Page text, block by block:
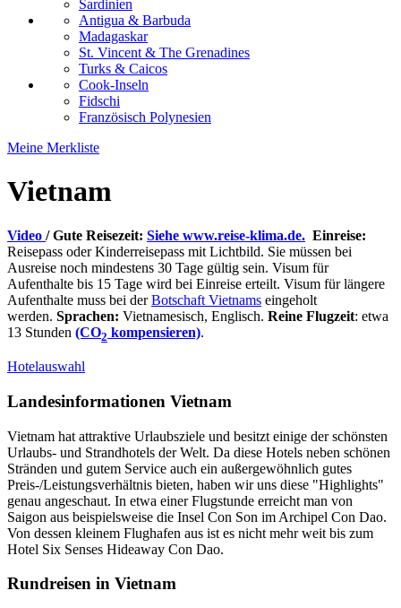
Sardinien
Antigua & Barbuda
Madagaskar
St. Vincent & The Grenadines
Turks & Caicos
Cook-Inseln
Fidschi
Französisch Polynesien
Meine Merkliste
Vietnam
Video / Gute Reisezeit: Siehe www.reise-klima.de. Einreise:
Reisepass oder Kinderreisepass mit Lichtbild. Sie müssen bei
Ausreise noch mindestens 30 Tage gültig sein. Visum für
Aufenthalte bis 15 Tage wird bei Einreise erteilt. Visum für längere
Aufenthalte muss bei derBotschaft Vietnams eingeholt
werden. Sprachen: Vietnamesisch, Englisch. Reine Flugzeit: etwa
13 Stunden (CO2 kompensieren).
Hotelauswahl
Landesinformationen Vietnam
Vietnam hat attraktive Urlaubsziele und besitzt einige der schönsten
Urlaubs- und Strandhotels der Welt. Da diese Hotels neben schönen
Stränden und gutem Service auch ein außergewöhnlich gutes
Preis-/Leistungsverhältnis bieten, haben wir uns diese "Highlights"
genau angeschaut. In etwa einer Flugstunde erreicht man von
Saigon aus beispielsweise die Insel Con Son im Archipel Con Dao.
Von dessen kleinem Flughafen aus ist es nicht mehr weit bis zum
Hotel Six Senses Hideaway Con Dao.
Rundreisen in Vietnam